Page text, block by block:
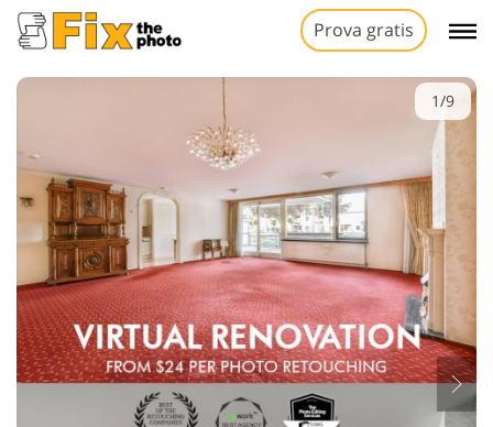
Prova gratis
1/9